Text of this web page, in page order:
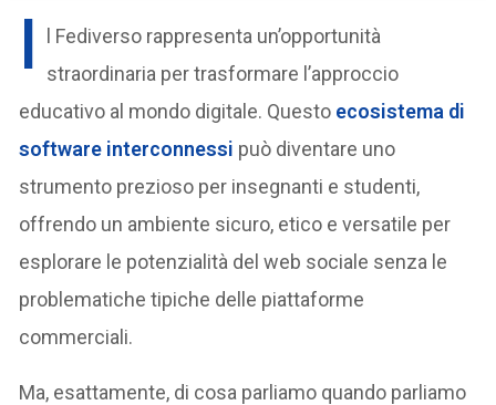
I
l Fediverso rappresenta un’opportunità
straordinaria per trasformare l’approccio
educativo al mondo digitale. Questo ecosistema di
software interconnessi può diventare uno
strumento prezioso per insegnanti e studenti,
offrendo un ambiente sicuro, etico e versatile per
esplorare le potenzialità del web sociale senza le
problematiche tipiche delle piattaforme
commerciali.
Ma, esattamente, di cosa parliamo quando parliamo